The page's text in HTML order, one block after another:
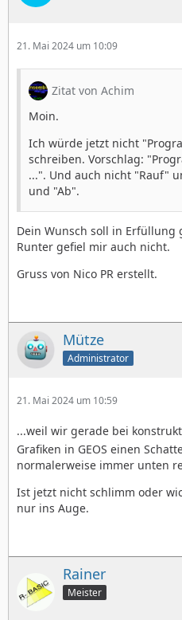
21. Mai 2024 um 10:09
Zitat von Achim
Moin.
Ich würde jetzt nicht
schreiben. Vorschlag:
...". Und auch nicht "Rauf"
und "Ab".
Dein Wunsch soll in Erfüllung
Runter gefiel mir auch nicht.
Gruss von Nico PR erstellt.
Mütze
Administrator
21. Mai 2024 um 10:59
...weil wir gerade bei
Grafiken in GEOS einen
normalerweise immer unten
Ist jetzt nicht schlimm oder
nur ins Auge.
Rainer
Meister